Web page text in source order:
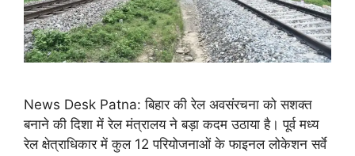
News Desk Patna: बिहार की रेल अवसंरचना को सशक्त
बनाने की दिशा में रेल मंत्रालय ने बड़ा कदम उठाया है। पूर्व मध्य
रेल क्षेत्राधिकार में कुल 12 परियोजनाओं के फाइनल लोकेशन सर्वे